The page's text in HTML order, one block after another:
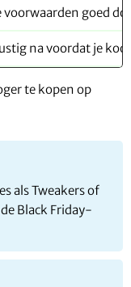
voorwaarden goed
na voordat je
te kopen op
als Tweakers of
Black Friday-